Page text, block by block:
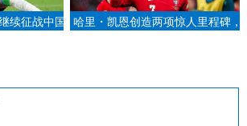
续征战中国
哈里・凯恩创造两项惊人里程碑，